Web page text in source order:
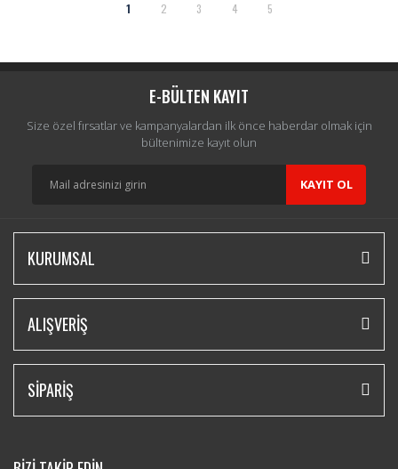
1 2 3 4 5
E-BÜLTEN KAYIT
Size özel fırsatlar ve kampanyalardan ilk önce haberdar olmak için
bültenimize kayıt olun
KAYIT OL
KURUMSAL
ALIŞVERİŞ
SİPARİŞ